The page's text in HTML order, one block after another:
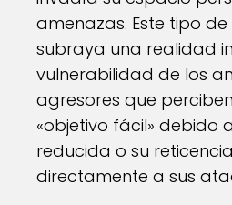
amenazas. Este tipo de
subraya una realidad
vulnerabilidad de los
agresores que
«objetivo fácil» debido
reducida o su
directamente a sus